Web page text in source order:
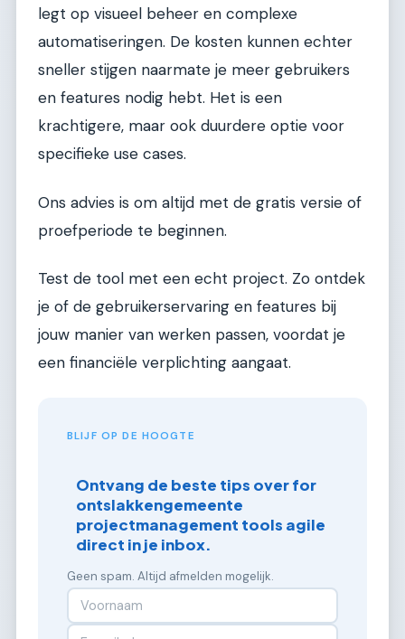
legt op visueel beheer en complexe
automatiseringen. De kosten kunnen echter
sneller stijgen naarmate je meer gebruikers
en features nodig hebt. Het is een
krachtigere, maar ook duurdere optie voor
specifieke use cases.
Ons advies is om altijd met de gratis versie of
proefperiode te beginnen.
Test de tool met een echt project. Zo ontdek
je of de gebruikerservaring en features bij
jouw manier van werken passen, voordat je
een financiële verplichting aangaat.
BLIJF OP DE HOOGTE
Ontvang de beste tips over for
ontslakkengemeente
projectmanagement tools agile
direct in je inbox.
Geen spam. Altijd afmelden mogelijk.